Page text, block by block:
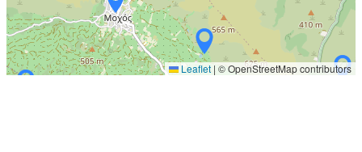
Leaflet | © OpenStreetMap contributors